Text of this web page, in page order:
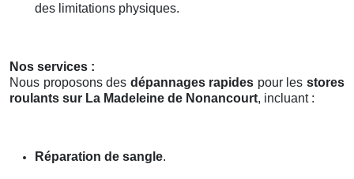
des limitations physiques.
Nos services :
Nous proposons des dépannages rapides pour lesstores
roulants sur La Madeleine de Nonancourt, incluant :
Réparation de sangle.